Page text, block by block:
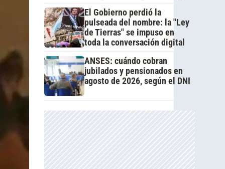
El Gobierno perdió la
pulseada del nombre: la "Ley
de Tierras" se impuso en
toda la conversación digital
ANSES: cuándo cobran
jubilados y pensionados en
agosto de 2026, según el DNI